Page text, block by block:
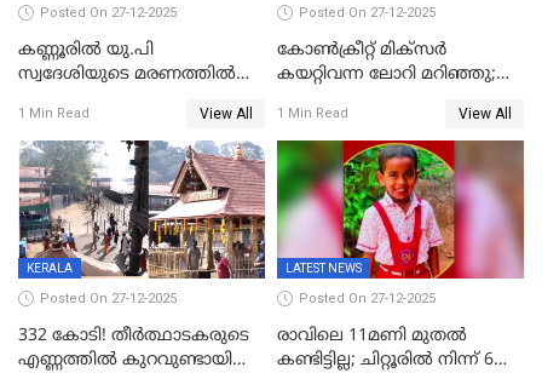
Posted On 27-12-2025
കണ്ണൂരിൽ യു.പി
സ്വദേശിയുടെ മരണത്തിൽ
കേസ്; തർക്കമുണ്ടായത്
ഫേഷ്യലിന് 300 രൂപ
ആവശ്യപ്പെട്ടതിനെച്ചൊല്ലി
1 Min Read View All
Posted On 27-12-2025
കോണ്‍ക്രീറ്റ് മിക്‌സര്‍
കയറ്റിവന്ന ലോറി മറിഞ്ഞു;
അപകടം കണ്ണൂരിൽ
1 Min Read View All
KERALA
Posted On 27-12-2025
332 കോടി! തീർത്ഥാടകരുടെ
എണ്ണത്തിൽ കുറവുണ്ടായിട്ടും
LATEST NEWS
Posted On 27-12-2025
രാവിലെ 11മണി മുതൽ
കണ്ടിട്ടില്ല; ചിറ്റൂരിൽ നിന്ന് 6